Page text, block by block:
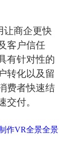
让商企更快
客户信任
有针对性的
转化以及留
费者快速结
交付。
作VR全景全景